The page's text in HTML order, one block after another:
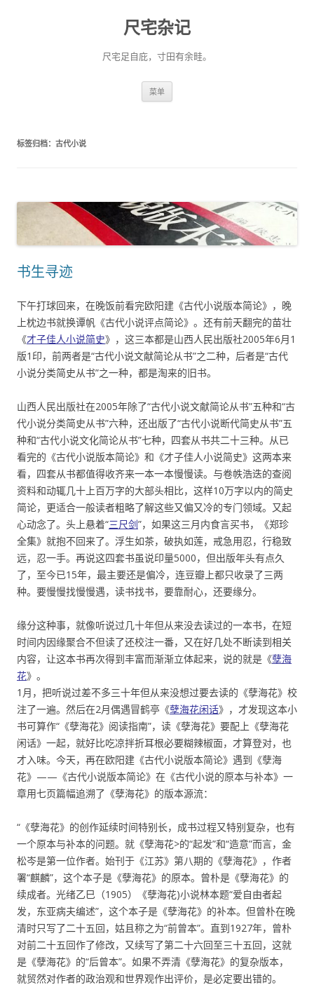
尺宅杂记
尺宅足自庇，寸田有余畦。
菜单
标签归档： 古代小说
书生寻迹
下午打球回来，在晚饭前看完欧阳建《古代小说版本简论》，晚
上枕边书就换谭帆《古代小说评点简论》。还有前天翻完的苗壮
《才子佳人小说简史》，这三本都是山西人民出版社2005年6月1
版1印，前两者是“古代小说文献简论从书”之二种，后者是“古代
小说分类简史从书”之一种，都是淘来的旧书。
山西人民出版社在2005年除了“古代小说文献简论从书”五种和“古
代小说分类简史从书”六种，还出版了“古代小说断代简史从书”五
种和“古代小说文化简论从书”七种，四套从书共二十三种。从已
看完的《古代小说版本简论》和《才子佳人小说简史》这两本来
看，四套从书都值得收齐来一本一本慢慢读。与卷帙浩迭的查阅
资料和动辄几十上百万字的大部头相比，这样10万字以内的简史
简论，更适合一般读者粗略了解这些又偏又冷的专门领域。又起
心动念了。头上悬着“三尺剑”，如果这三月内食言买书，《郑珍
全集》就抱不回来了。浮生如茶，破执如莲，戒急用忍，行稳致
远，忍一手。再说这四套书虽说印量5000，但出版年头有点久
了，至今已15年，最主要还是偏冷，连豆瓣上都只收录了三两
种。要慢慢找慢慢遇，读书找书，要靠耐心，还要缘分。
缘分这种事，就像听说过几十年但从来没去读过的一本书，在短
时间内因缘聚合不但读了还校注一番，又在好几处不断读到相关
内容，让这本书再次得到丰富而渐渐立体起来，说的就是《孽海
花》。
1月，把听说过差不多三十年但从来没想过要去读的《孽海花》校
注了一遍。然后在2月偶遇冒鹤亭《孽海花闲话》，才发现这本小
书可算作“《孽海花》阅读指南”，读《孽海花》要配上《孽海花
闲话》一起，就好比吃凉拌折耳根必要糊辣椒面，才算登对，也
才入味。今天，再在欧阳建《古代小说版本简论》遇到《孽海
花》——《古代小说版本简论》在《古代小说的原本与补本》一
章用七页篇幅追溯了《孽海花》的版本源流：
“《孽海花》的创作延续时间特别长，成书过程又特别复杂，也有
一个原本与补本的问题。就《孽海花>的“起发”和“造意”而言，金
松岑是第一位作者。始刊于《江苏》第八期的《孽海花》，作者
署“麒麟”，这个本子是《孽海花》的原本。曾朴是《孽海花》的
续成者。光绪乙巳（1905）《孽海花)小说林本题“爱自由者起
发，东亚病夫编述”，这个本子是《孽海花》的补本。但曾朴在晚
清时只写了二十五回，姑且称之为“前曾本”。直到1927年，曾朴
对前二十五回作了修改，又续写了第二十六回至三十五回，这就
是《孽海花》的“后曾本”。如果不弄清《孽海花》的复杂版本，
就贸然对作者的政治观和世界观作出评价，是必定要出错的。